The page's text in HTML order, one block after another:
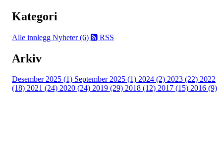
Kategori
Alle innlegg Nyheter (6) RSS
Arkiv
Desember 2025 (1) September 2025 (1) 2024 (2) 2023 (22) 2022
(18) 2021 (24) 2020 (24) 2019 (29) 2018 (12) 2017 (15) 2016 (9)